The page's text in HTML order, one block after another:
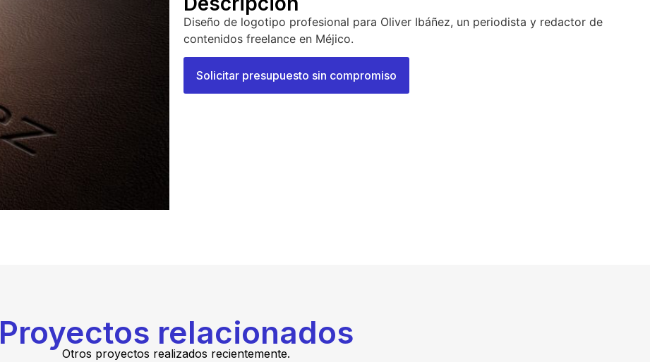
Diseño de logotipo profesional para Oliver Ibáñez, un periodista y redactor de
contenidos freelance en Méjico.
Solicitar presupuesto sin compromiso
Proyectos relacionados
Otros proyectos realizados recientemente.